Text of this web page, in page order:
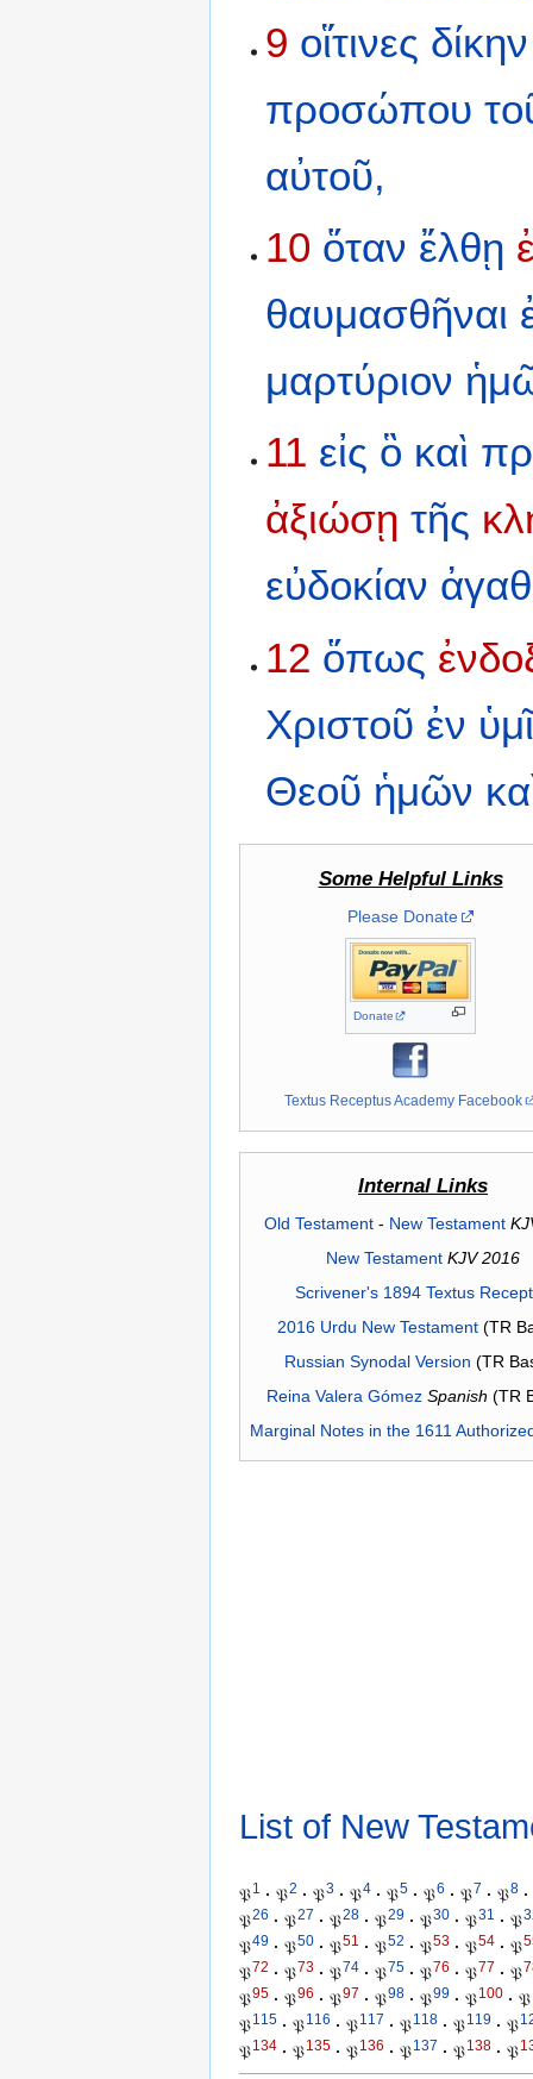
9 οἵτινες δίκην
προσώπου
αὐτοῦ,
10 ὅταν ἔλθῃ
θαυμασθῆναι
μαρτύριον
11 εἰς ὃ καὶ
ἀξιώσῃ τῆς
εὐδοκίαν
12 ὅπως
Χριστοῦ ἐν
Θεοῦ ἡμῶν
Some Helpful Links
Please Donate
Donate
Textus Receptus Academy Facebook
Internal Links
Old Testament- New Testament
New Testament KJV 2016
Scrivener's 1894 Textus
2016 Urdu New Testament(TR
Russian Synodal Version (TR
Reina Valera Gómez Spanish (TR
Marginal Notes in the 1611
List of New
𝔓1 · 𝔓2 · 𝔓3 · 𝔓4 · 𝔓5 · 𝔓6 · 𝔓7 · 𝔓8 ·
𝔓26 · 𝔓27 · 𝔓28 · 𝔓29 · 𝔓30 · 𝔓31 · 𝔓
𝔓49 · 𝔓50 · 𝔓51 · 𝔓52 · 𝔓53 · 𝔓54 · 𝔓
𝔓72 · 𝔓73 · 𝔓74 · 𝔓75 · 𝔓76 · 𝔓77 · 𝔓
𝔓95 · 𝔓96 · 𝔓97 · 𝔓98 · 𝔓99 · 𝔓100 · 𝔓
𝔓115 · 𝔓116 · 𝔓117 · 𝔓118 · 𝔓119 · 𝔓
𝔓134 · 𝔓135 · 𝔓136 · 𝔓137 · 𝔓138 · 𝔓